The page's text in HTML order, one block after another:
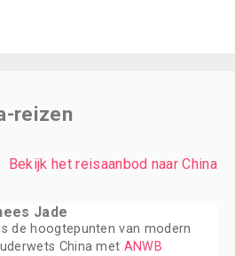
reizen
Bekijk het reisaanbod naar China
Jade
de hoogtepunten van modern
China met ANWB